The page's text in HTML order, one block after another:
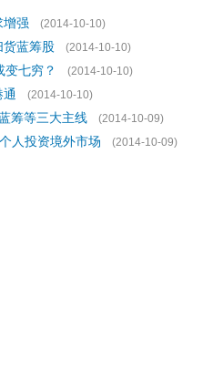
增强
(2014-10-10)
货蓝筹股
(2014-10-10)
变七穷？
(2014-10-10)
(2014-10-10)
筹等三大主线
(2014-10-09)
人投资境外市场 (2014-10-09)